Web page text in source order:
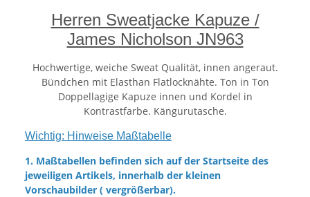
Herren Sweatjacke Kapuze /
James Nicholson JN963
Hochwertige, weiche Sweat Qualität, innen angeraut.
Bündchen mit Elasthan Flatlocknähte. Ton in Ton
Doppellagige Kapuze innen und Kordel in
Kontrastfarbe. Kängurutasche.
Wichtig: Hinweise Maßtabelle
1. Maßtabellen befinden sich auf der Startseite des
jeweiligen Artikels, innerhalb der kleinen
Vorschaubilder ( vergrößerbar).